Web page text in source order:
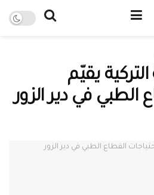
يقيّم
الطبي في دير الزور